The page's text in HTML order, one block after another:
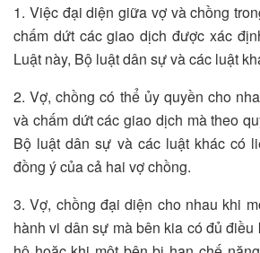
1. Việc đại diện giữa vợ và chồng
chấm dứt các giao dịch được xác
Luật này, Bộ luật dân sự và các luật
2. Vợ, chồng có thể ủy quyền cho
và chấm dứt các giao dịch mà theo
Bộ luật dân sự và các luật khác có
đồng ý của cả hai vợ chồng.
3. Vợ, chồng đại diện cho nhau khi
hành vi dân sự mà bên kia có đủ